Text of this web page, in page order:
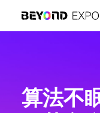
算法不